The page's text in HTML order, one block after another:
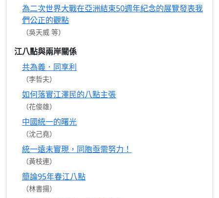
為二次世界大戰在亞洲結束50週年紀念的展覽發表我
們公正的觀點
（吳天威 等）
江八點與兩岸關係
共為義．同享利
（李哲夫）
如何落實江澤民的八點主張
（花俊雄）
中國統一的曙光
（沈己堯）
統一遠未實現，同胞亟需努力！
（黃枝連）
簡論95年春江八點
（林書揚）